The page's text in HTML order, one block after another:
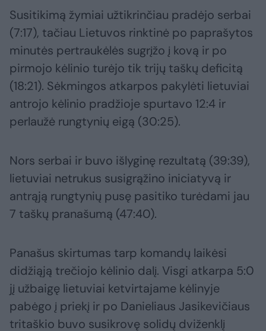
Susitikimą žymiai užtikrinčiau pradėjo serbai
(7:17), tačiau Lietuvos rinktinė po paprašytos
minutės pertraukėlės sugrįžo į kovą ir po
pirmojo kėlinio turėjo tik trijų taškų deficitą
(18:21). Sėkmingos atkarpos pakylėti lietuviai
antrojo kėlinio pradžioje spurtavo 12:4 ir
perlaužė rungtynių eigą (30:25).
Nors serbai ir buvo išlyginę rezultatą (39:39),
lietuviai netrukus susigrąžino iniciatyvą ir
antrąją rungtynių pusę pasitiko turėdami jau
7 taškų pranašumą (47:40).
Panašus skirtumas tarp komandų laikėsi
didžiąją trečiojo kėlinio dalį. Visgi atkarpa 5:0
jį užbaigę lietuviai ketvirtajame kėlinyje
pabėgo į priekį ir po Danieliaus Jasikevičiaus
tritaškio buvo susikrovę solidų dviženklį